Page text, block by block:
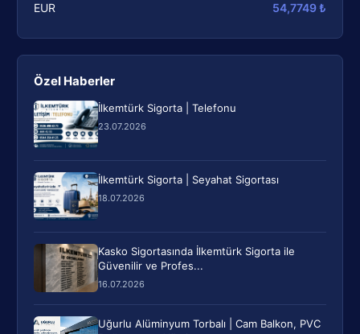
EUR 54,7749 ₺
Özel Haberler
İlkemtürk Sigorta | Telefonu
23.07.2026
İlkemtürk Sigorta | Seyahat Sigortası
18.07.2026
Kasko Sigortasında İlkemtürk Sigorta ile
Güvenilir ve Profes...
16.07.2026
Uğurlu Alüminyum Torbalı | Cam Balkon, PVC